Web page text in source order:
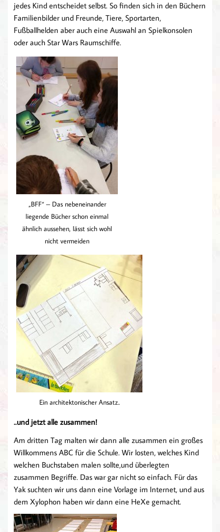
jedes Kind entscheidet selbst. So finden sich in den Büchern
Familienbilder und Freunde, Tiere, Sportarten,
Fußballhelden aber auch eine Auswahl an Spielkonsolen
oder auch Star Wars Raumschiffe.
„BFF“ – Das nebeneinander
liegende Bücher schon einmal
ähnlich aussehen, lässt sich wohl
nicht vermeiden
Ein architektonischer Ansatz..
..und jetzt alle zusammen!
Am dritten Tag malten wir dann alle zusammen ein großes
Willkommens ABC für die Schule. Wir losten, welches Kind
welchen Buchstaben malen sollte,und überlegten
zusammen Begriffe. Das war gar nicht so einfach. Für das
Yak suchten wir uns dann eine Vorlage im Internet, und aus
dem Xylophon haben wir dann eine HeXe gemacht.